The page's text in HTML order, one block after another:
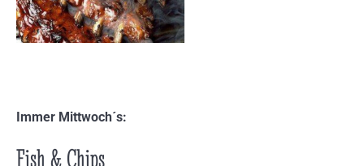
Immer Mittwoch´s:
Fish & Chips